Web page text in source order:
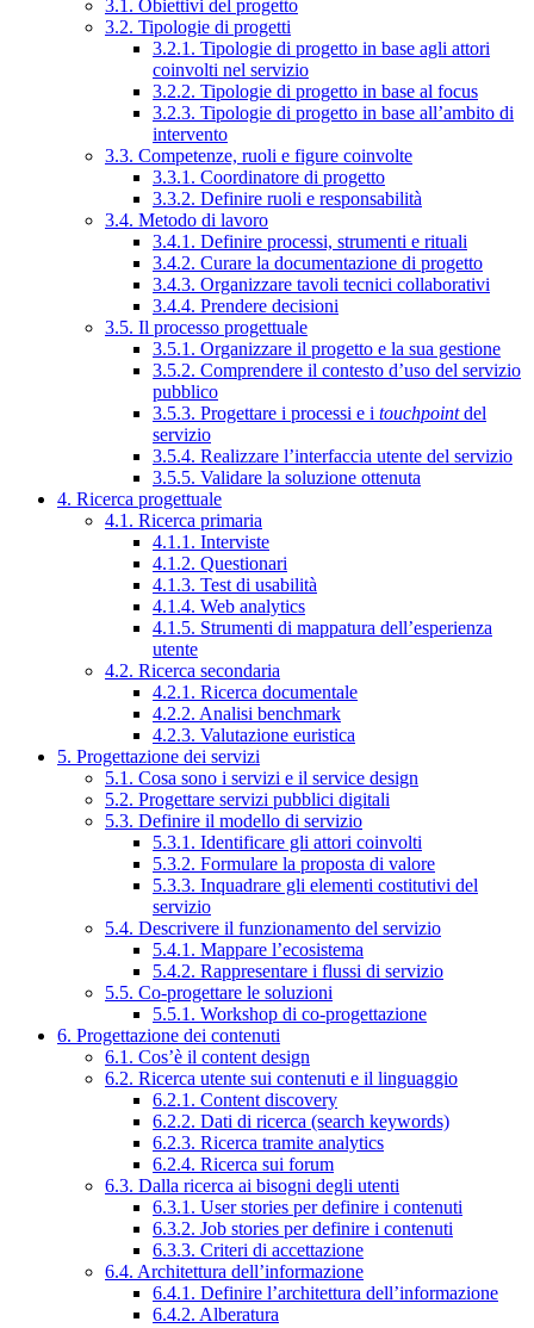
3.1. Obiettivi del progetto
3.2. Tipologie di progetti
3.2.1. Tipologie di progetto in base agli attori
coinvolti nel servizio
3.2.2. Tipologie di progetto in base al focus
3.2.3. Tipologie di progetto in base all’ambito di
intervento
3.3. Competenze, ruoli e figure coinvolte
3.3.1. Coordinatore di progetto
3.3.2. Definire ruoli e responsabilità
3.4. Metodo di lavoro
3.4.1. Definire processi, strumenti e rituali
3.4.2. Curare la documentazione di progetto
3.4.3. Organizzare tavoli tecnici collaborativi
3.4.4. Prendere decisioni
3.5. Il processo progettuale
3.5.1. Organizzare il progetto e la sua gestione
3.5.2. Comprendere il contesto d’uso del servizio
pubblico
3.5.3. Progettare i processi e i touchpointdel
servizio
3.5.4. Realizzare l’interfaccia utente del servizio
3.5.5. Validare la soluzione ottenuta
4. Ricerca progettuale
4.1. Ricerca primaria
4.1.1. Interviste
4.1.2. Questionari
4.1.3. Test di usabilità
4.1.4. Web analytics
4.1.5. Strumenti di mappatura dell’esperienza
utente
4.2. Ricerca secondaria
4.2.1. Ricerca documentale
4.2.2. Analisi benchmark
4.2.3. Valutazione euristica
5. Progettazione dei servizi
5.1. Cosa sono i servizi e il service design
5.2. Progettare servizi pubblici digitali
5.3. Definire il modello di servizio
5.3.1. Identificare gli attori coinvolti
5.3.2. Formulare la proposta di valore
5.3.3. Inquadrare gli elementi costitutivi del
servizio
5.4. Descrivere il funzionamento del servizio
5.4.1. Mappare l’ecosistema
5.4.2. Rappresentare i flussi di servizio
5.5. Co-progettare le soluzioni
5.5.1. Workshop di co-progettazione
6. Progettazione dei contenuti
6.1. Cos’è il content design
6.2. Ricerca utente sui contenuti e il linguaggio
6.2.1. Content discovery
6.2.2. Dati di ricerca (search keywords)
6.2.3. Ricerca tramite analytics
6.2.4. Ricerca sui forum
6.3. Dalla ricerca ai bisogni degli utenti
6.3.1. User stories per definire i contenuti
6.3.2. Job stories per definire i contenuti
6.3.3. Criteri di accettazione
6.4. Architettura dell’informazione
6.4.1. Definire l’architettura dell’informazione
6.4.2. Alberatura